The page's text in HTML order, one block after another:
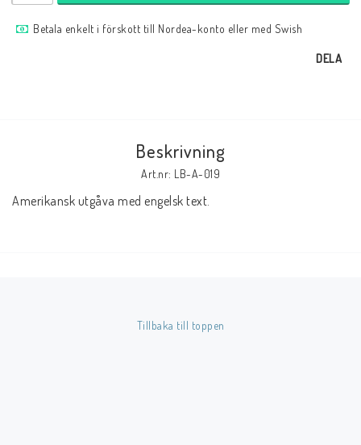
Serier USA
Inkl. Moms
Betala enkelt i förskott till Nordea-konto eller med Swish
DELA
Beskrivning
Art.nr: LB-A-019
Amerikansk utgåva med engelsk text.
Tillbaka till toppen